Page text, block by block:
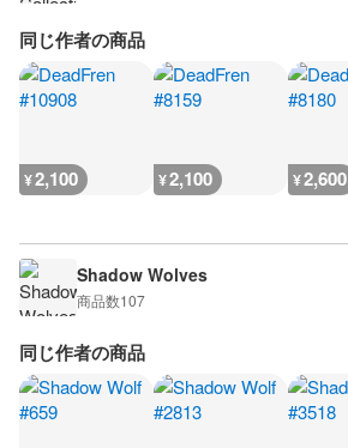
同じ作者の商品
¥2,100 ¥2,100 ¥2,600
Shadow Wolves
商品数107
同じ作者の商品